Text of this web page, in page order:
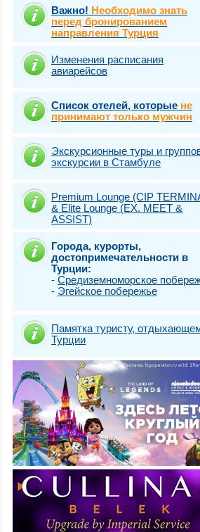
Важно! Необходимо знать
перед бронированием
направления Турция
Изменения расписания
авиарейсов
Список отелей, которые не
принимают только мужчин
Экскурсионные туры и
экскурсии в Стамбуле
Premium Lounge (CIP
& Elite Lounge (EX. MEET &
ASSIST)
Города, курорты,
достопримечательности в
Турции:
- Средиземноморское
- Эгейское побережье
Памятка туристу,
Турции